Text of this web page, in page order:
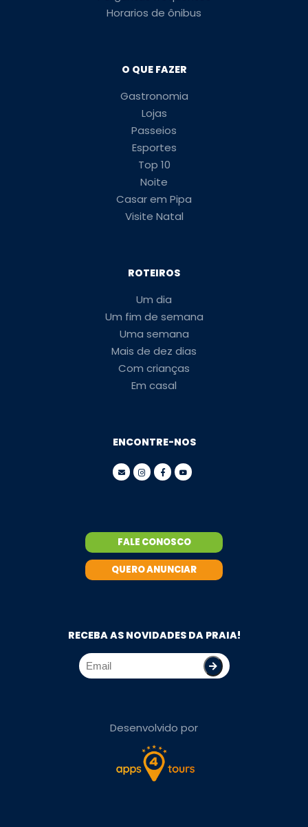
Horarios de ônibus
O QUE FAZER
Gastronomia
Lojas
Passeios
Esportes
Top 10
Noite
Casar em Pipa
Visite Natal
ROTEIROS
Um dia
Um fim de semana
Uma semana
Mais de dez dias
Com crianças
Em casal
ENCONTRE-NOS
FALE CONOSCO
QUERO ANUNCIAR
RECEBA AS NOVIDADES DA PRAIA!
Desenvolvido por